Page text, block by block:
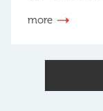
more